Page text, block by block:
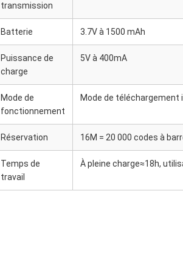
transmission
Batterie 3.7V à 1500 mAh
Puissance de
charge
5V à 400mA
Mode de
fonctionnement
Mode de téléchargement
Réservation 16M = 20 000 codes à
Temps de
travail
À pleine charge≈18h,